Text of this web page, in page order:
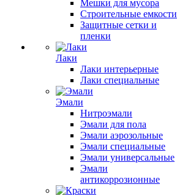
Мешки для мусора
Строительные емкости
Защитные сетки и
пленки
Лаки
Лаки интерьерные
Лаки специальные
Эмали
Нитроэмали
Эмали для пола
Эмали аэрозольные
Эмали специальные
Эмали универсальные
Эмали
антикоррозионные